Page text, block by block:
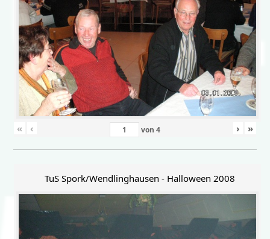
« ‹ von 4 › »
TuS Spork/Wendlinghausen - Halloween 2008